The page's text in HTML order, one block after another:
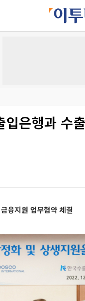
입은행과 수
융지원 업무협약 체결